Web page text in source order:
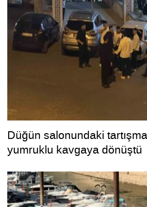
Düğün salonundaki
yumruklu kavgaya dönüştü